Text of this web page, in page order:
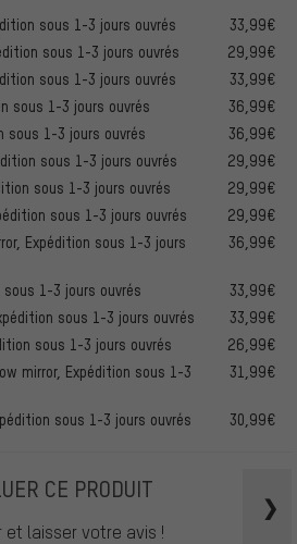
sous 1-3 jours ouvrés
33,99€
sous 1-3 jours ouvrés
29,99€
sous 1-3 jours ouvrés
33,99€
sous 1-3 jours ouvrés
36,99€
sous 1-3 jours ouvrés
36,99€
sous 1-3 jours ouvrés
29,99€
sous 1-3 jours ouvrés
29,99€
sous 1-3 jours ouvrés
29,99€
Expédition sous 1-3 jours
36,99€
1-3 jours ouvrés
33,99€
sous 1-3 jours ouvrés
33,99€
sous 1-3 jours ouvrés
26,99€
mirror, Expédition sous 1-3
31,99€
sous 1-3 jours ouvrés 30,99€
CE PRODUIT
et laisser votre avis !